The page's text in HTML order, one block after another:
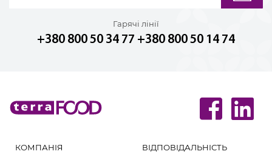
Гарячі лінії
+380 800 50 34 77 +380 800 50 14 74
КОМПАНІЯ
ВІДПОВІДАЛЬНІСТЬ